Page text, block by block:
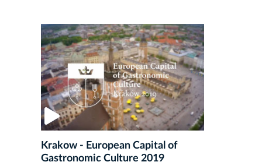
Krakow - European Capital of
Gastronomic Culture 2019